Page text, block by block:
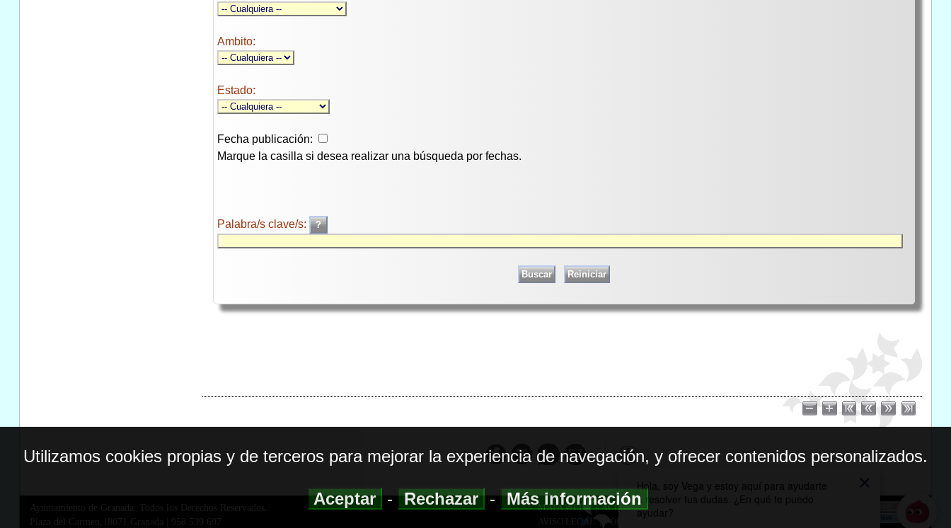
Ambito:
Estado:
Fecha publicación:
Marque la casilla si desea realizar una búsqueda por fechas.
Palabra/s clave/s:
Ayuntamiento de Granada. Todos los Derechos Reservados.
Plaza del Carmen,18071 Granada
958 539 697
MAPA WEB|ACCESIBILIDAD
AVISO LEGAL| POLITICA DE PRIVACIDAD
Utilizamos cookies propias y de terceros para mejorar la experiencia de navegación, y ofrecer contenidos personalizados.
Aceptar-Rechazar-Más información